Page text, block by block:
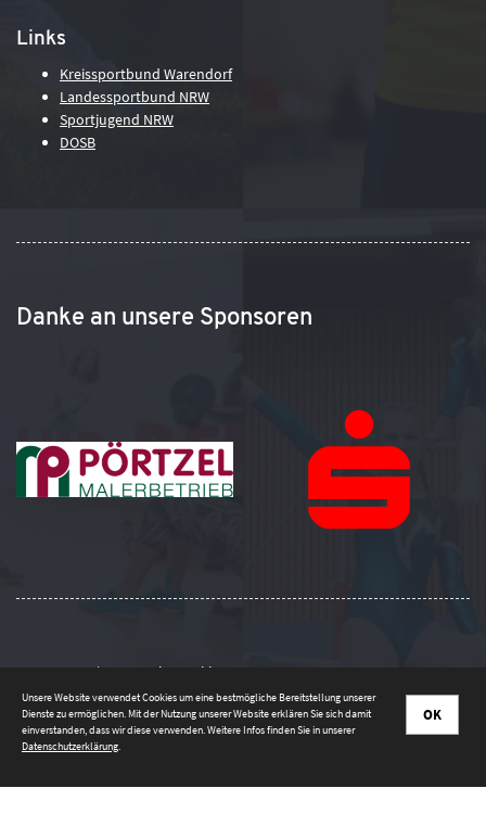
Links
Kreissportbund Warendorf
Landessportbund NRW
Sportjugend NRW
DOSB
Danke an unsere Sponsoren
Impressum|Datenschutzerklärung
OK
Unsere Website verwendet Cookies um eine bestmögliche Bereitstellung unserer
Dienste zu ermöglichen. Mit der Nutzung unserer Website erklären Sie sich damit
einverstanden, dass wir diese verwenden. Weitere Infos finden Sie in unserer
Datenschutzerklärung.